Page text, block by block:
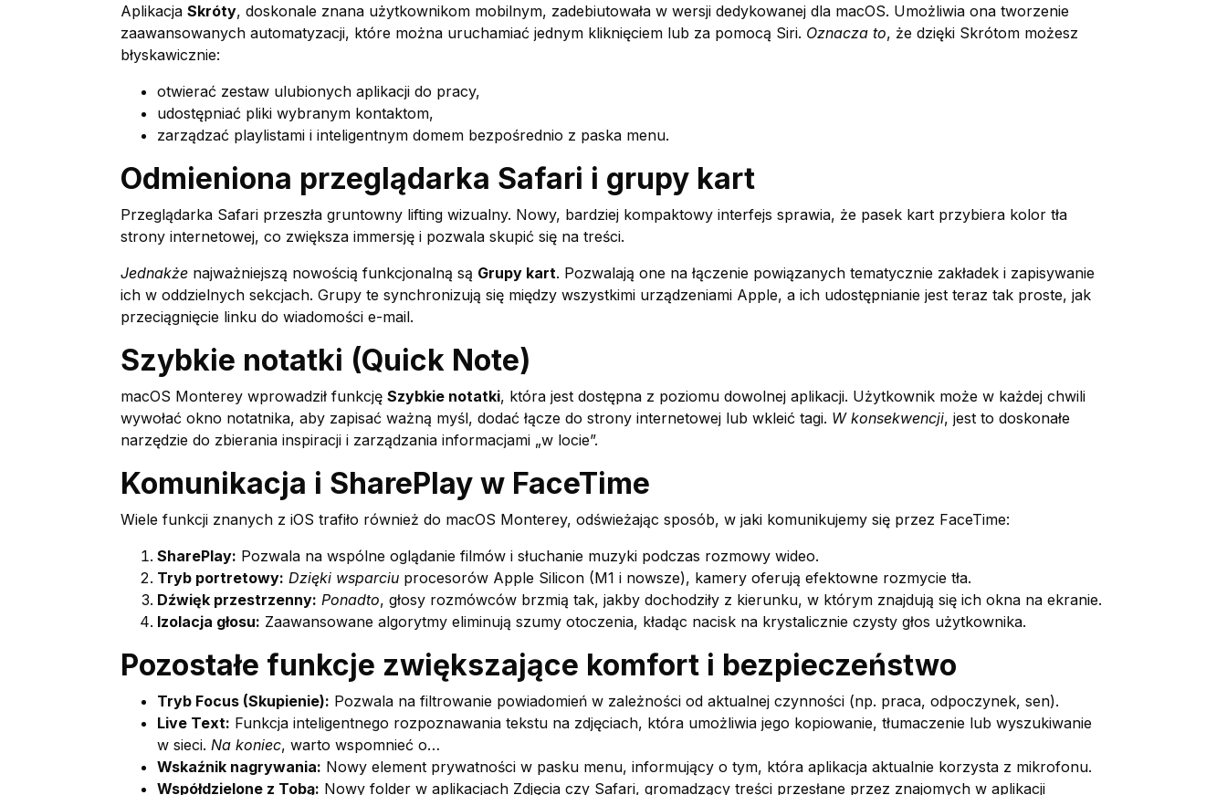
Aplikacja Skróty, doskonale znana użytkownikom mobilnym, zadebiutowała w wersji dedykowanej dla macOS. Umożliwia ona tworzenie
zaawansowanych automatyzacji, które można uruchamiać jednym kliknięciem lub za pomocą Siri. Oznacza to, że dzięki Skrótom możesz
błyskawicznie:
otwierać zestaw ulubionych aplikacji do pracy,
udostępniać pliki wybranym kontaktom,
zarządzać playlistami i inteligentnym domem bezpośrednio z paska menu.
Odmieniona przeglądarka Safari i grupy kart
Przeglądarka Safari przeszła gruntowny lifting wizualny. Nowy, bardziej kompaktowy interfejs sprawia, że pasek kart przybiera kolor tła
strony internetowej, co zwiększa immersję i pozwala skupić się na treści.
Jednakże najważniejszą nowością funkcjonalną są Grupy kart. Pozwalają one na łączenie powiązanych tematycznie zakładek i zapisywanie
ich w oddzielnych sekcjach. Grupy te synchronizują się między wszystkimi urządzeniami Apple, a ich udostępnianie jest teraz tak proste, jak
przeciągnięcie linku do wiadomości e-mail.
Szybkie notatki (Quick Note)
macOS Monterey wprowadził funkcję Szybkie notatki, która jest dostępna z poziomu dowolnej aplikacji. Użytkownik może w każdej chwili
wywołać okno notatnika, aby zapisać ważną myśl, dodać łącze do strony internetowej lub wkleić tagi. W konsekwencji, jest to doskonałe
narzędzie do zbierania inspiracji i zarządzania informacjami „w locie”.
Komunikacja i SharePlay w FaceTime
Wiele funkcji znanych z iOS trafiło również do macOS Monterey, odświeżając sposób, w jaki komunikujemy się przez FaceTime:
SharePlay: Pozwala na wspólne oglądanie filmów i słuchanie muzyki podczas rozmowy wideo.
Tryb portretowy: Dzięki wsparciu procesorów Apple Silicon (M1 i nowsze), kamery oferują efektowne rozmycie tła.
Dźwięk przestrzenny: Ponadto, głosy rozmówców brzmią tak, jakby dochodziły z kierunku, w którym znajdują się ich okna na ekranie.
Izolacja głosu: Zaawansowane algorytmy eliminują szumy otoczenia, kładąc nacisk na krystalicznie czysty głos użytkownika.
Pozostałe funkcje zwiększające komfort i bezpieczeństwo
Tryb Focus (Skupienie): Pozwala na filtrowanie powiadomień w zależności od aktualnej czynności (np. praca, odpoczynek, sen).
Live Text: Funkcja inteligentnego rozpoznawania tekstu na zdjęciach, która umożliwia jego kopiowanie, tłumaczenie lub wyszukiwanie
w sieci. Na koniec, warto wspomnieć o…
Wskaźnik nagrywania: Nowy element prywatności w pasku menu, informujący o tym, która aplikacja aktualnie korzysta z mikrofonu.
Współdzielone z Tobą: Nowy folder w aplikacjach Zdjęcia czy Safari, gromadzący treści przesłane przez znajomych w aplikacji